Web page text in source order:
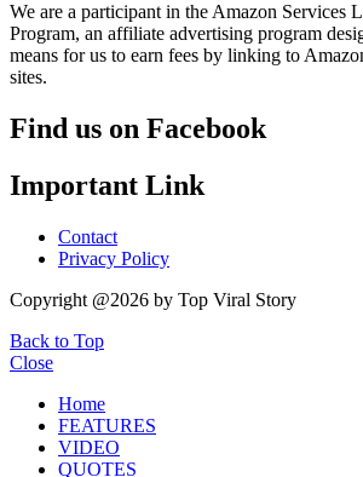
We are a participant in the Amazon Services
Program, an affiliate advertising program
means for us to earn fees by linking to
sites.
Find us on Facebook
Important Link
Contact
Privacy Policy
Copyright @2026 by Top Viral Story
Back to Top
Close
Home
FEATURES
VIDEO
QUOTES